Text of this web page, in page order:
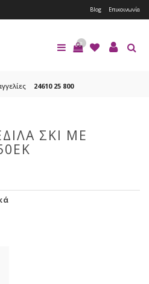
Blog Επικοινωνία
0
24610 25 800
ΣΚΙ ΜΕ